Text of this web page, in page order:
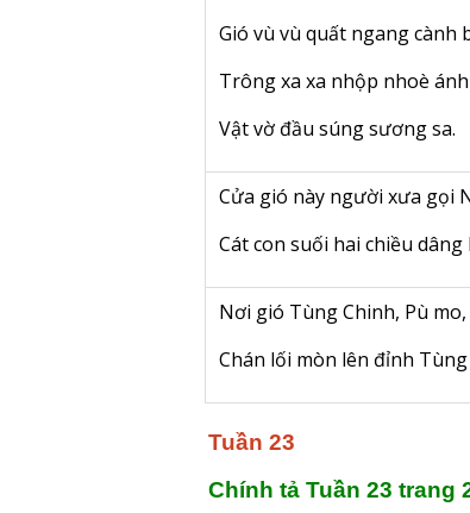
Gió vù vù quất ngang cành
Trông xa xa nhộp nhoè
Vật vờ đầu súng sương sa.
Cửa gió này người xưa gọi
Cát con suối hai chiều dâng
Nơi gió Tùng Chinh, Pù
Chán lối mòn lên đỉnh Tùng
Tuần 23
Chính tả Tuần 23 trang